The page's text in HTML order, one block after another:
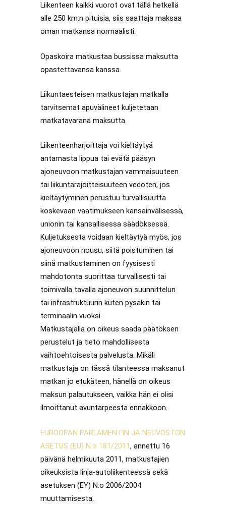
Liikenteen kaikki vuorot ovat tällä hetkellä
alle 250 km:n pituisia, siis saattaja maksaa
oman matkansa normaalisti.
Opaskoira matkustaa bussissa maksutta
opastettavansa kanssa.
Liikuntaesteisen matkustajan matkalla
tarvitsemat apuvälineet kuljetetaan
matkatavarana maksutta.
Liikenteenharjoittaja voi kieltäytyä
antamasta lippua tai evätä pääsyn
ajoneuvoon matkustajan vammaisuuteen
tai liikuntarajoitteisuuteen vedoten, jos
kieltäytyminen perustuu turvallisuutta
koskevaan vaatimukseen kansainvälisessä,
unionin tai kansallisessa säädöksessä.
Kuljetuksesta voidaan kieltäytyä myös, jos
ajoneuvoon nousu, siitä poistuminen tai
siinä matkustaminen on fyysisesti
mahdotonta suorittaa turvallisesti tai
toimivalla tavalla ajoneuvon suunnittelun
tai infrastruktuurin kuten pysäkin tai
terminaalin vuoksi.
Matkustajalla on oikeus saada päätöksen
perustelut ja tieto mahdollisesta
vaihtoehtoisesta palvelusta. Mikäli
matkustaja on tässä tilanteessa maksanut
matkan jo etukäteen, hänellä on oikeus
maksun palautukseen, vaikka hän ei olisi
ilmoittanut avuntarpeesta ennakkoon.
EUROOPAN PARLAMENTIN JA NEUVOSTON
ASETUS (EU) N:o 181/2011, annettu 16
päivänä helmikuuta 2011, matkustajien
oikeuksista linja-autoliikenteessä sekä
asetuksen (EY) N:o 2006/2004
muuttamisesta.